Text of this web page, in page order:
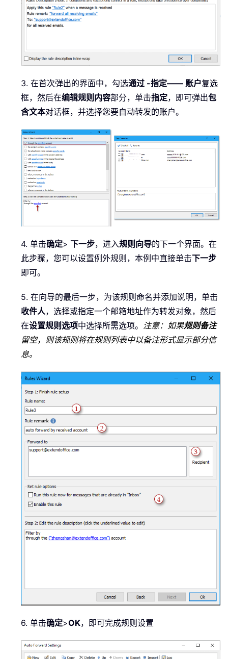
3. 在首次弹出的界面中，勾选通过 -指定—— 账户复选
框，然后在编辑规则内容部分，单击指定，即可弹出包
含文本对话框，并选择您要自动转发的账户。
4. 单击确定> 下一步，进入规则向导的下一个界面。在
此步骤，您可以设置例外规则，本例中直接单击下一步
即可。
5. 在向导的最后一步，为该规则命名并添加说明，单击
收件人，选择或指定一个邮箱地址作为转发对象，然后
在设置规则选项中选择所需选项。 注意：如果规则备注
留空，则该规则将在规则列表中以备注形式显示部分信
息。
6. 单击确定>OK，即可完成规则设置